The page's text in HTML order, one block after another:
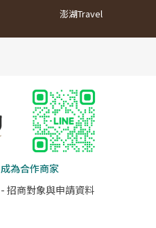
澎湖Travel
成為合作商家
- 招商對象與申請資料